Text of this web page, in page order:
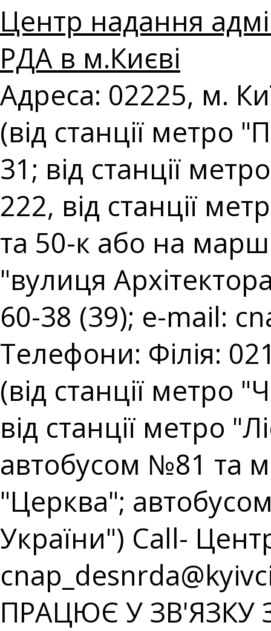
Центр надання
РДА в м.Києві
Адреса: 02225, м.
(від станції метро
31; від станції
222, від станції
та 50-к або на
"вулиця
60-38 (39); e-mail:
Телефони: Філія:
(від станції метро
від станції метро
автобусом №81 та
"Церква";
України") Call-
ПРАЦЮЄ У